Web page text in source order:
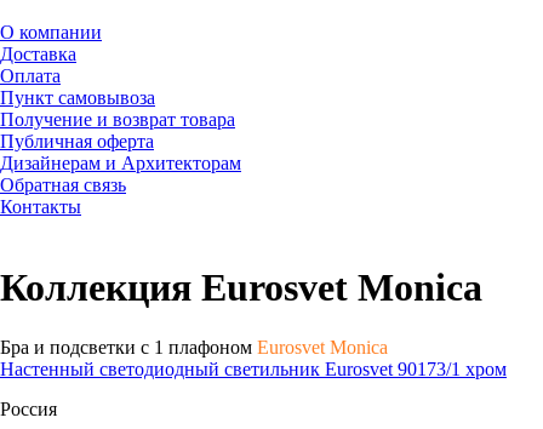
О компании
Доставка
Оплата
Пункт самовывоза
Получение и возврат товара
Публичная оферта
Дизайнерам и Архитекторам
Обратная связь
Контакты
Коллекция Eurosvet Monica
Бра и подсветки с 1 плафоном Eurosvet Monica
Настенный светодиодный светильник Eurosvet 90173/1 хром
Россия